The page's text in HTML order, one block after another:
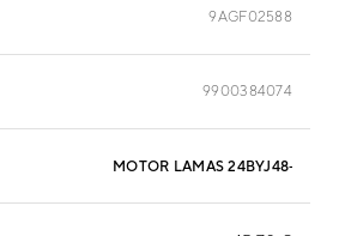
9AGF02588
9900384074
MOTOR LAMAS 24BYJ48-872